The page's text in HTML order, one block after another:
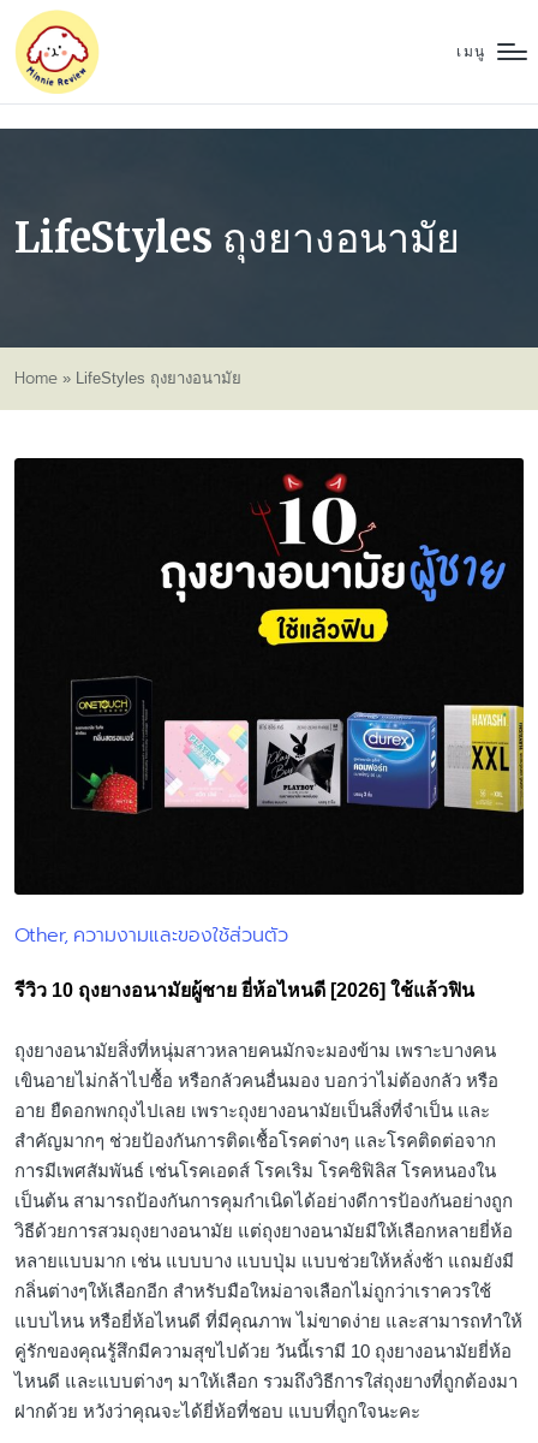
เมนู
LifeStyles ถุงยางอนามัย
Home » LifeStyles ถุงยางอนามัย
Posted
Other ความงามและของใช้ส่วนตัว
รีวิว 10 ถุงยางอนามัยผู้ชาย ยี่ห้อไหนดี [2026] ใช้แล้วฟิน
ถุงยางอนามัยสิ่งที่หนุ่มสาวหลายคนมักจะมองข้าม เพราะบางคน
เขินอายไม่กล้าไปซื้อ หรือกลัวคนอื่นมอง บอกว่าไม่ต้องกลัว หรือ
อาย ยืดอกพกถุงไปเลย เพราะถุงยางอนามัยเป็นสิ่งที่จำเป็น และ
สำคัญมากๆ ช่วยป้องกันการติดเชื้อโรคต่างๆ และโรคติดต่อจาก
การมีเพศสัมพันธ์ เช่นโรคเอดส์ โรคเริม โรคซิฟิลิส โรคหนองใน
เป็นต้น สามารถป้องกันการคุมกำเนิดได้อย่างดีการป้องกันอย่างถูก
วิธีด้วยการสวมถุงยางอนามัย แต่ถุงยางอนามัยมีให้เลือกหลายยี่ห้อ
หลายแบบมาก เช่น แบบบาง แบบปุ่ม แบบช่วยให้หลั่งช้า แถมยังมี
กลิ่นต่างๆให้เลือกอีก สำหรับมือใหม่อาจเลือกไม่ถูกว่าเราควรใช้
แบบไหน หรือยี่ห้อไหนดี ที่มีคุณภาพ ไม่ขาดง่าย และสามารถทำให้
คู่รักของคุณรู้สึกมีความสุขไปด้วย วันนี้เรามี 10 ถุงยางอนามัยยี่ห้อ
ไหนดี และแบบต่างๆ มาให้เลือก รวมถึงวิธีการใส่ถุงยางที่ถูกต้องมา
ฝากด้วย หวังว่าคุณจะได้ยี่ห้อที่ชอบ แบบที่ถูกใจนะคะ